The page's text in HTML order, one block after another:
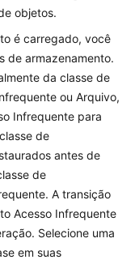
objetos.
é carregado, você
de armazenamento.
da classe de
ou Arquivo,
Infrequente para
de
antes de
de
A transição
Acesso Infrequente
Selecione uma
em suas